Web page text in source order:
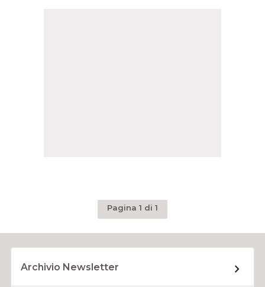
Pagina 1 di 1
Archivio Newsletter